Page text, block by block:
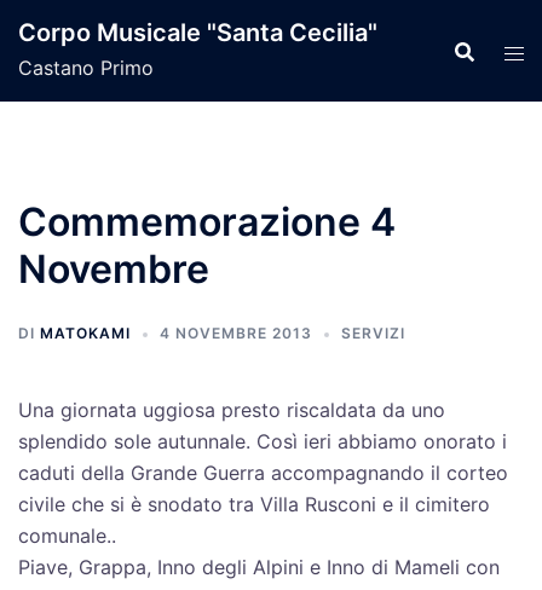
contenuto
Corpo Musicale "Santa Cecilia"
Castano Primo
Commemorazione 4
Novembre
DI MATOKAMI 4 NOVEMBRE 2013 SERVIZI
Una giornata uggiosa presto riscaldata da uno
splendido sole autunnale. Così ieri abbiamo onorato i
caduti della Grande Guerra accompagnando il corteo
civile che si è snodato tra Villa Rusconi e il cimitero
comunale..
Piave, Grappa, Inno degli Alpini e Inno di Mameli con